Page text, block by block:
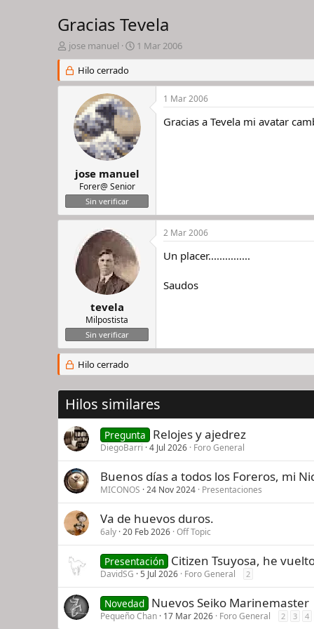
Gracias Tevela
I
n
i
c
h
i
l
jose manuel
F
e
h
d
e
i
n
c
o
1 Mar 2006
Hilo cerrado
jose manuel
Forer@ Senior
Sin verificar
1 Mar 2006
Gracias a Tevela mi avatar
tevela
Milpostista
Sin verificar
2 Mar 2006
Un placer...............
Saudos
Hilo cerrado
Hilos similares
Pregunta Relojes y ajedrez
DiegoBarri 4 Jul 2026 Foro General
Buenos días a todos los Foreros, mi
MICONOS 24 Nov 2024 Presentaciones
Va de huevos duros.
6aly 20 Feb 2026 Off Topic
Presentación Citizen Tsuyosa, he
DavidSG 5 Jul 2026 Foro General 2
Novedad Nuevos Seiko Marinemaster
Pequeño Chan 17 Mar 2026 Foro General 2 3 4